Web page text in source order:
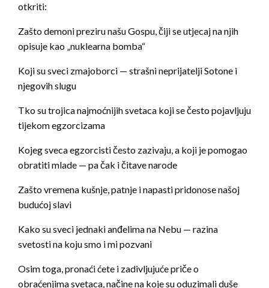
otkriti:
Zašto demoni preziru našu Gospu, čiji se utjecaj na njih
opisuje kao „nuklearna bomba“
Koji su sveci zmajoborci — strašni neprijatelji Sotone i
njegovih slugu
Tko su trojica najmoćnijih svetaca koji se često pojavljuju
tijekom egzorcizama
Kojeg sveca egzorcisti često zazivaju, a koji je pomogao
obratiti mlade — pa čak i čitave narode
Zašto vremena kušnje, patnje i napasti pridonose našoj
budućoj slavi
Kako su sveci jednaki anđelima na Nebu — razina
svetosti na koju smo i mi pozvani
Osim toga, pronaći ćete i zadivljujuće priče o
obraćenjima svetaca, načine na koje su oduzimali duše